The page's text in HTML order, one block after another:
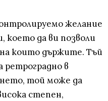
желание
което да ви позволи
които държите. Тъй
ретроградно в
той може да
степен,